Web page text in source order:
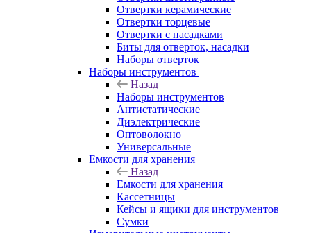
Отвертки керамические
Отвертки торцевые
Отвертки с насадками
Биты для отверток, насадки
Наборы отверток
Наборы инструментов
Назад
Наборы инструментов
Антистатические
Диэлектрические
Оптоволокно
Универсальные
Емкости для хранения
Назад
Емкости для хранения
Кассетницы
Кейсы и ящики для инструментов
Сумки